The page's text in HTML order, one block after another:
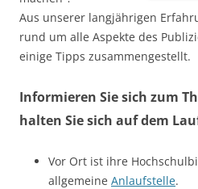
Aus unserer langjährigen
rund um alle Aspekte des
einige Tipps zusammengestellt.
Informieren Sie sich zum
halten Sie sich auf dem
Vor Ort ist ihre
allgemeine Anlaufstelle.